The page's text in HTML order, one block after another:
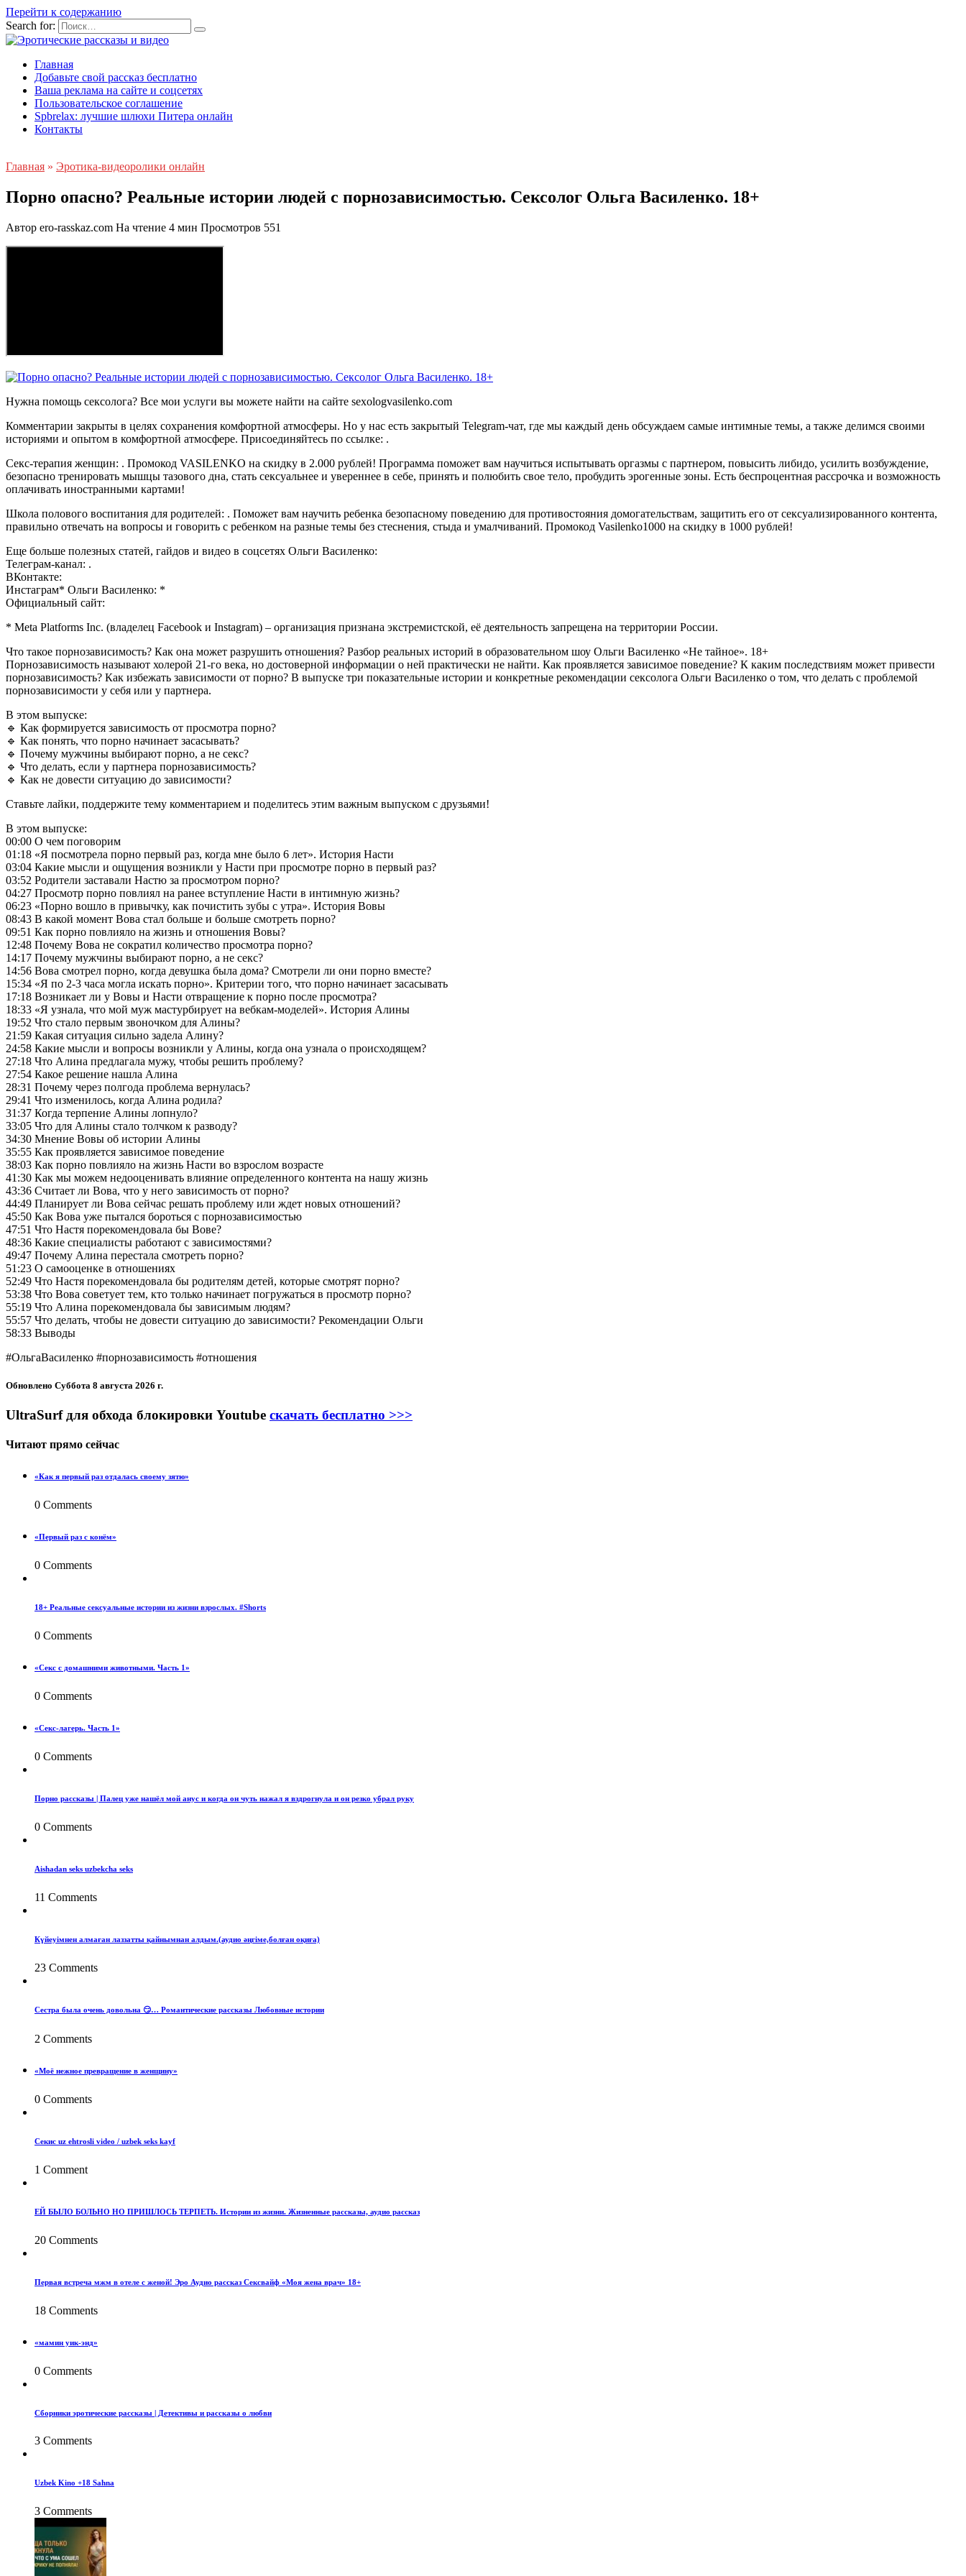
Перейти к содержанию
Search for:
Главная
Добавьте свой рассказ бесплатно
Ваша реклама на сайте и соцсетях
Пользовательское соглашение
Spbrelax: лучшие шлюхи Питера онлайн
Контакты
Главная » Эротика-видеоролики онлайн
Порно опасно? Реальные истории людей с порнозависимостью. Сексолог Ольга Василенко. 18+
Автор ero-rasskaz.com На чтение 4 мин Просмотров 551
Нужна помощь сексолога? Все мои услуги вы можете найти на сайте sexologvasilenko.com
Комментарии закрыты в целях сохранения комфортной атмосферы. Но у нас есть закрытый Telegram-чат, где мы каждый день обсуждаем самые интимные темы, а также делимся своими
историями и опытом в комфортной атмосфере. Присоединяйтесь по ссылке: .
Секс-терапия женщин: . Промокод VASILENKO на скидку в 2.000 рублей! Программа поможет вам научиться испытывать оргазмы с партнером, повысить либидо, усилить возбуждение,
безопасно тренировать мышцы тазового дна, стать сексуальнее и увереннее в себе, принять и полюбить свое тело, пробудить эрогенные зоны. Есть беспроцентная рассрочка и возможность
оплачивать иностранными картами!
Школа полового воспитания для родителей: . Поможет вам научить ребенка безопасному поведению для противостояния домогательствам, защитить его от сексуализированного контента,
правильно отвечать на вопросы и говорить с ребенком на разные темы без стеснения, стыда и умалчиваний. Промокод Vasilenko1000 на скидку в 1000 рублей!
Еще больше полезных статей, гайдов и видео в соцсетях Ольги Василенко:
Телеграм-канал: .
ВКонтакте:
Инстаграм* Ольги Василенко: *
Официальный сайт:
* Meta Platforms Inc. (владелец Facebook и Instagram) – организация признана экстремистской, её деятельность запрещена на территории России.
Что такое порнозависимость? Как она может разрушить отношения? Разбор реальных историй в образовательном шоу Ольги Василенко «Не тайное». 18+
Порнозависимость называют холерой 21-го века, но достоверной информации о ней практически не найти. Как проявляется зависимое поведение? К каким последствиям может привести
порнозависимость? Как избежать зависимости от порно? В выпуске три показательные истории и конкретные рекомендации сексолога Ольги Василенко о том, что делать с проблемой
порнозависимости у себя или у партнера.
В этом выпуске:
🔹 Как формируется зависимость от просмотра порно?
🔹 Как понять, что порно начинает засасывать?
🔹 Почему мужчины выбирают порно, а не секс?
🔹 Что делать, если у партнера порнозависимость?
🔹 Как не довести ситуацию до зависимости?
Ставьте лайки, поддержите тему комментарием и поделитесь этим важным выпуском с друзьями!
В этом выпуске:
00:00 О чем поговорим
01:18 «Я посмотрела порно первый раз, когда мне было 6 лет». История Насти
03:04 Какие мысли и ощущения возникли у Насти при просмотре порно в первый раз?
03:52 Родители заставали Настю за просмотром порно?
04:27 Просмотр порно повлиял на ранее вступление Насти в интимную жизнь?
06:23 «Порно вошло в привычку, как почистить зубы с утра». История Вовы
08:43 В какой момент Вова стал больше и больше смотреть порно?
09:51 Как порно повлияло на жизнь и отношения Вовы?
12:48 Почему Вова не сократил количество просмотра порно?
14:17 Почему мужчины выбирают порно, а не секс?
14:56 Вова смотрел порно, когда девушка была дома? Смотрели ли они порно вместе?
15:34 «Я по 2-3 часа могла искать порно». Критерии того, что порно начинает засасывать
17:18 Возникает ли у Вовы и Насти отвращение к порно после просмотра?
18:33 «Я узнала, что мой муж мастурбирует на вебкам-моделей». История Алины
19:52 Что стало первым звоночком для Алины?
21:59 Какая ситуация сильно задела Алину?
24:58 Какие мысли и вопросы возникли у Алины, когда она узнала о происходящем?
27:18 Что Алина предлагала мужу, чтобы решить проблему?
27:54 Какое решение нашла Алина
28:31 Почему через полгода проблема вернулась?
29:41 Что изменилось, когда Алина родила?
31:37 Когда терпение Алины лопнуло?
33:05 Что для Алины стало толчком к разводу?
34:30 Мнение Вовы об истории Алины
35:55 Как проявляется зависимое поведение
38:03 Как порно повлияло на жизнь Насти во взрослом возрасте
41:30 Как мы можем недооценивать влияние определенного контента на нашу жизнь
43:36 Считает ли Вова, что у него зависимость от порно?
44:49 Планирует ли Вова сейчас решать проблему или ждет новых отношений?
45:50 Как Вова уже пытался бороться с порнозависимостью
47:51 Что Настя порекомендовала бы Вове?
48:36 Какие специалисты работают с зависимостями?
49:47 Почему Алина перестала смотреть порно?
51:23 О самооценке в отношениях
52:49 Что Настя порекомендовала бы родителям детей, которые смотрят порно?
53:38 Что Вова советует тем, кто только начинает погружаться в просмотр порно?
55:19 Что Алина порекомендовала бы зависимым людям?
55:57 Что делать, чтобы не довести ситуацию до зависимости? Рекомендации Ольги
58:33 Выводы
#ОльгаВасиленко #порнозависимость #отношения
Обновлено Суббота 8 августа 2026 г.
UltraSurf для обхода блокировки Youtube скачать бесплатно >>>
Читают прямо сейчас
«Как я первый раз отдалась своему зятю»
0 Comments
«Первый раз с конём»
0 Comments
18+ Реальные сексуальные истории из жизни взрослых. #Shorts
0 Comments
«Секс с домашними животными. Часть 1»
0 Comments
«Секс-лагерь. Часть 1»
0 Comments
Порно рассказы | Палец уже нашёл мой анус и когда он чуть нажал я вздрогнула и он резко убрал руку
0 Comments
Aishadan seks uzbekcha seks
11 Comments
Күйеуімнен алмаған лаззатты қайнымнан алдым.(аудио әңгіме,болған оқиға)
23 Comments
Сестра была очень довольна 😏… Романтические рассказы Любовные истории
2 Comments
«Моё нежное превращение в женщину»
0 Comments
Секис uz ehtrosli video / uzbek seks kayf
1 Comment
ЕЙ БЫЛО БОЛЬНО НО ПРИШЛОСЬ ТЕРПЕТЬ. Истории из жизни. Жизненные рассказы, аудио рассказ
20 Comments
Первая встреча мжм в отеле с женой! Эро Аудио рассказ Сексвайф «Моя жена врач» 18+
18 Comments
«мамин уик-энд»
0 Comments
Сборники эротические рассказы | Детективы и рассказы о любви
3 Comments
Uzbek Kino +18 Sahna
3 Comments